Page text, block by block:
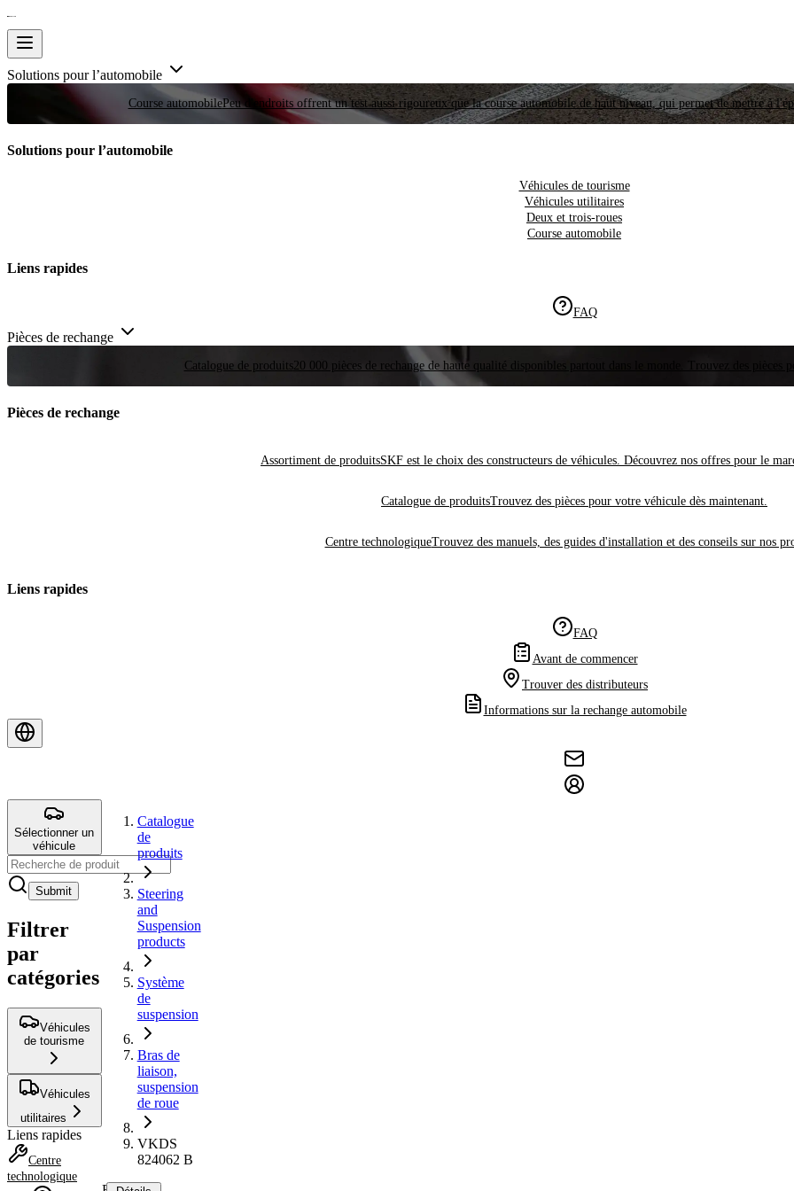
Solutions pour l’automobile
Course automobilePeu d'endroits offrent un test aussi rigoureux que la course automobile de haut niveau, qui permet de mettre à
Solutions pour l’automobile
Véhicules de tourisme
Véhicules utilitaires
Deux et trois-roues
Course automobile
Liens rapides
FAQ
Pièces de rechange
Catalogue de produits20 000 pièces de rechange de haute qualité disponibles partout dans le monde. Trouvez des pièces
Pièces de rechange
Assortiment de produitsSKF est le choix des constructeurs de véhicules. Découvrez nos offres pour le
Catalogue de produitsTrouvez des pièces pour votre véhicule dès maintenant.
Centre technologiqueTrouvez des manuels, des guides d'installation et des conseils sur nos
Liens rapides
FAQ
Avant de commencer
Trouver des distributeurs
Informations sur la rechange automobile
Sélectionner un
véhicule
Submit
Filtrer
par
catégories
Véhicules
de tourisme
Véhicules
utilitaires
Liens rapides
Centre
technologique
Catalogue
de
produits
Steering
and
Suspension
products
Système
de
suspension
Bras de
liaison,
suspension
de roue
VKDS
824062 B